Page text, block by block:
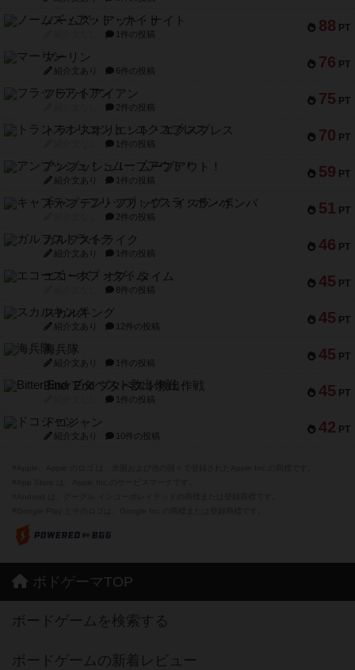
88 PT
ノームズ・アット・ナイト
1件の投稿
76 PT
マーリン
紹介文あり 6件の投稿
75 PT
フラットアイアン
2件の投稿
70 PT
トランスオリエント・エクスプレス
1件の投稿
59 PT
アンブッシュ！：ムーブアウト！
紹介文あり 1件の投稿
51 PT
キャプテン・フリップ：イスラ・ボンバ
2件の投稿
46 PT
ガルフストライク
紹介文あり 1件の投稿
45 PT
エコーズ・オブ・タイム
8件の投稿
45 PT
スカルキング
紹介文あり 12件の投稿
45 PT
海兵隊
紹介文あり 1件の投稿
45 PT
Bitter End ブタペスト救出作戦
1件の投稿
42 PT
ドコジャン
紹介文あり 10件の投稿
ボドゲーマTOP
ボードゲームを検索する
ボードゲームの新着レビュー